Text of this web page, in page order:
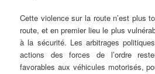
Cette violence sur la route n’est plus
route, et en premier lieu le plus
à la sécurité. Les arbitrages
actions des forces de l’ordre
favorables aux véhicules motorisés,